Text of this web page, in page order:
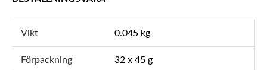
Vikt 0.045 kg
Förpackning 32 x 45 g